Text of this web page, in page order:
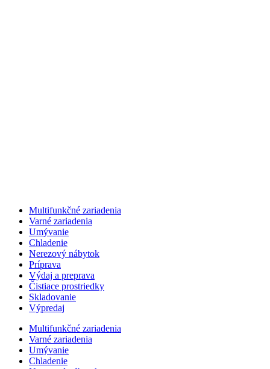
Multifunkčné zariadenia
Varné zariadenia
Umývanie
Chladenie
Nerezový nábytok
Príprava
Výdaj a preprava
Čistiace prostriedky
Skladovanie
Výpredaj
Multifunkčné zariadenia
Varné zariadenia
Umývanie
Chladenie